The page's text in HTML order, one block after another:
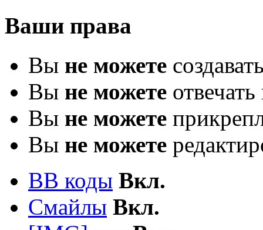
Ваши права
Вы не можете
Вы не можете
Вы не можете
Вы не можете
BB коды Вкл.
Смайлы Вкл.